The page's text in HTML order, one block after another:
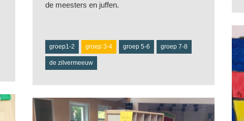
de meesters en juffen.
groep1-2 groep 3-4 groep 5-6 groep 7-8
de zilvermeeuw